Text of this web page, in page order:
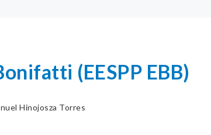
(EESPP EBB)
Hinojosza Torres